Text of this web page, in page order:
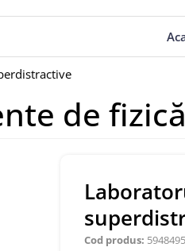
de
Cod produs: